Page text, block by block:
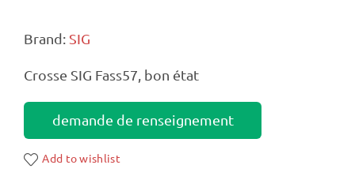
était :
CHF 35.00.
est :
CHF 25.00.
Brand: SIG
Crosse SIG Fass57, bon état
demande de renseignement
Add to wishlist